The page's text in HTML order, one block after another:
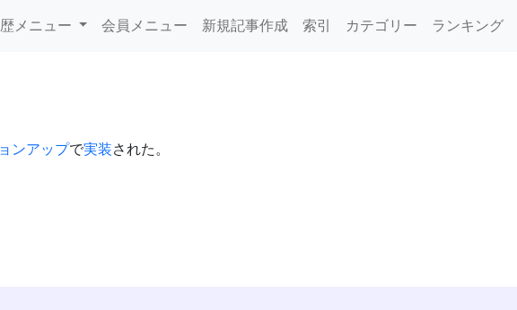
メニュー 会員メニュー 新規記事作成 索引 カテゴリー ランキング
ンアップで実装された。